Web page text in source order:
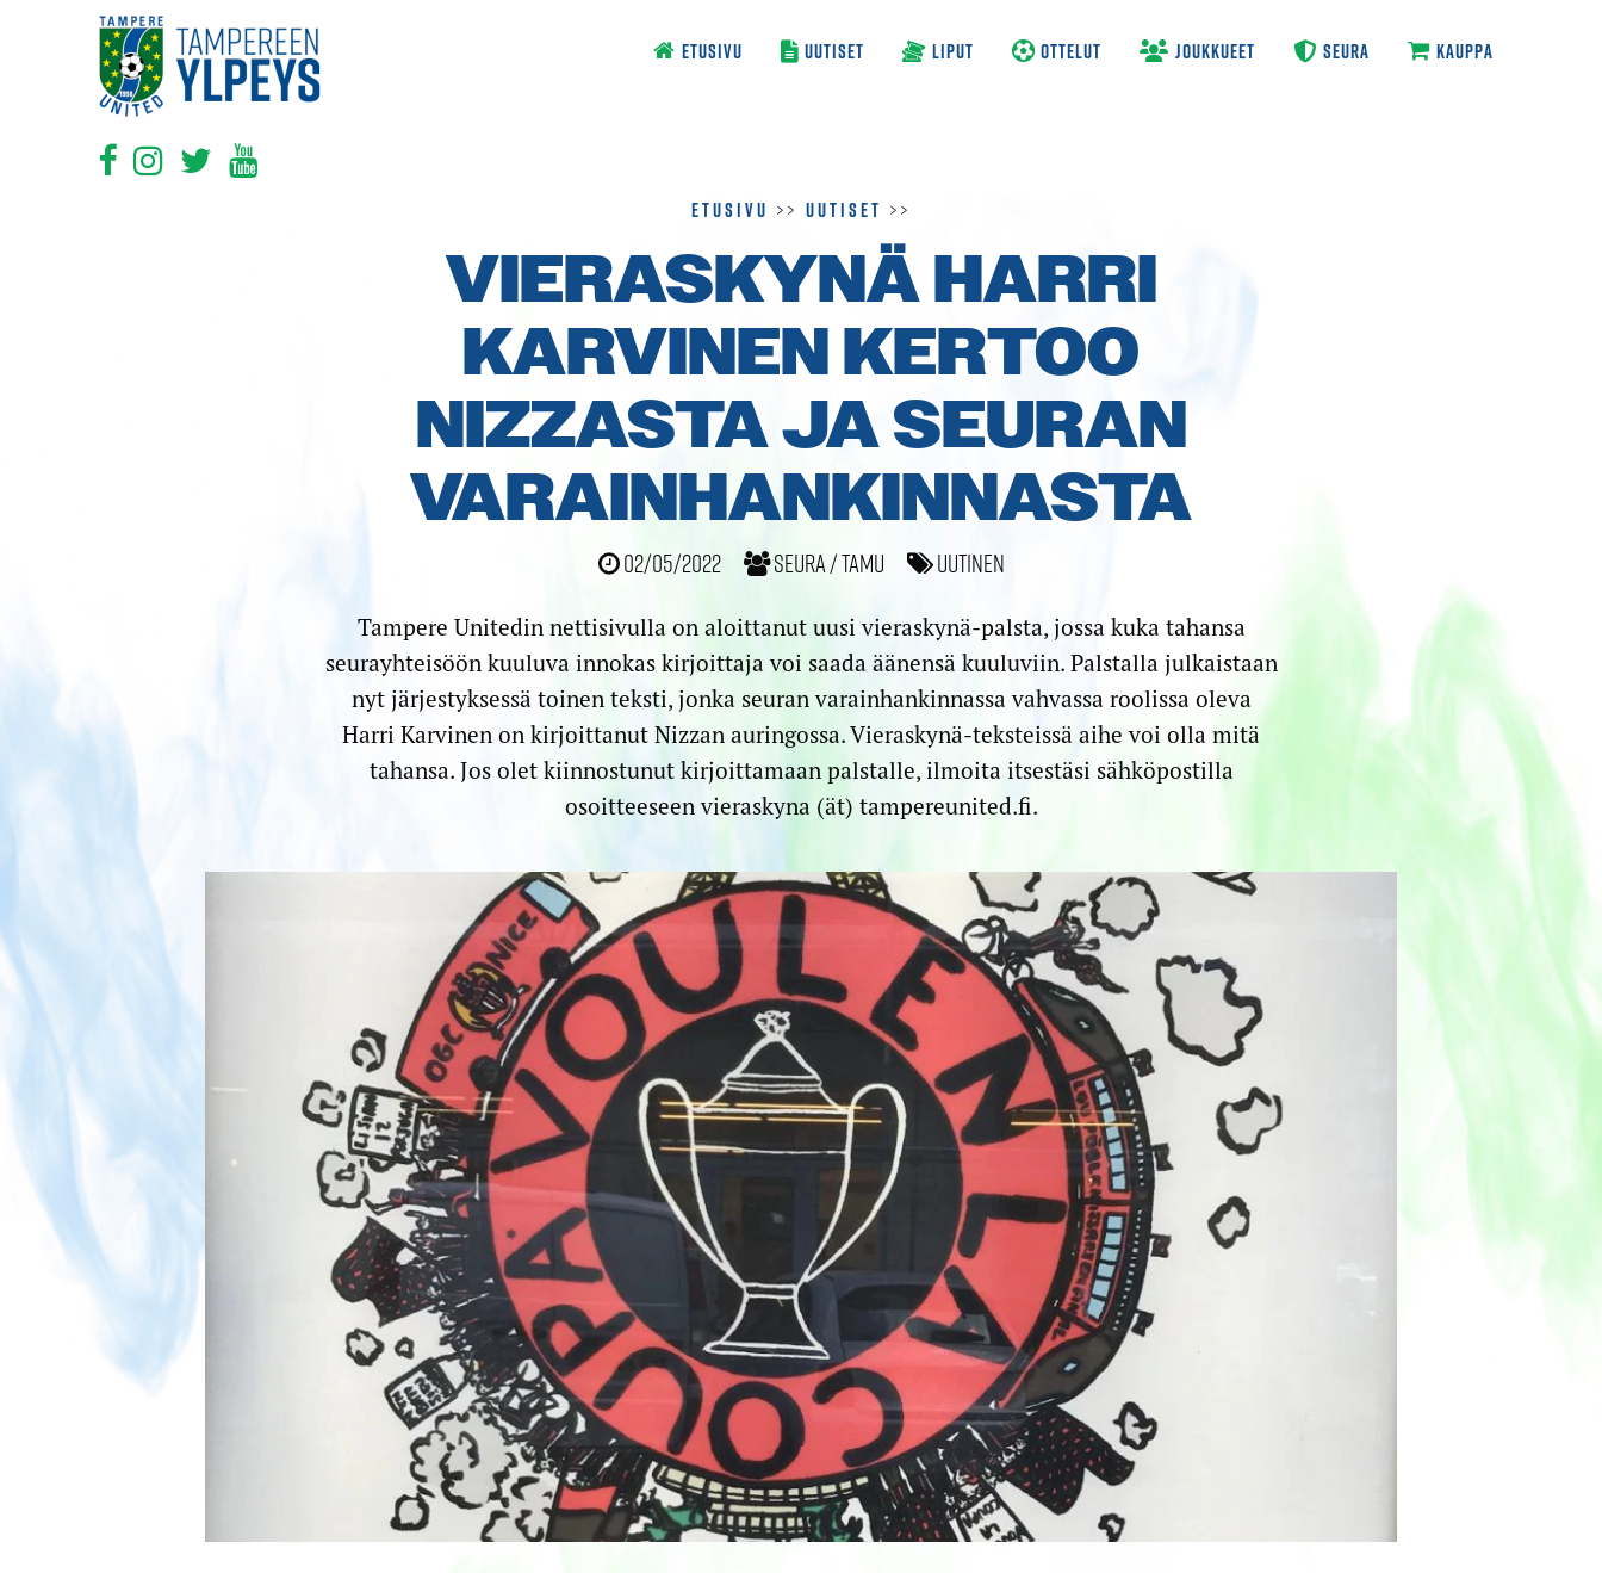
ETUSIVU UUTISET LIPUT OTTELUT JOUKKUEET SEURA KAUPPA
Etusivu >> Uutiset >>
VIERASKYNÄ HARRI
KARVINEN KERTOO
NIZZASTA JA SEURAN
VARAIN­HANKINNASTA
02/05/2022 Seura / TamU Uutinen
Tampere Unitedin nettisivulla on aloittanut uusi vieraskynä-palsta, jossa kuka tahansa
seurayhteisöön kuuluva innokas kirjoittaja voi saada äänensä kuuluviin. Palstalla julkaistaan
nyt järjestyksessä toinen teksti, jonka seuran varainhankinnassa vahvassa roolissa oleva
Harri Karvinen on kirjoittanut Nizzan auringossa. Vieraskynä-teksteissä aihe voi olla mitä
tahansa. Jos olet kiinnostunut kirjoittamaan palstalle, ilmoita itsestäsi sähköpostilla
osoitteeseen vieraskyna (ät) tampereunited.fi.